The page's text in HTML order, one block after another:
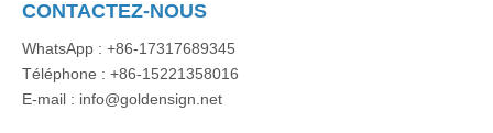
CONTACTEZ-NOUS
WhatsApp : +86-17317689345
Téléphone : +86-15221358016
E-mail : info@goldensign.net